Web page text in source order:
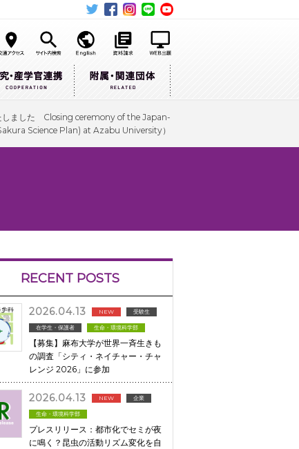
しました Closing ceremony of the Japan-
Science Plan) at Azabu University）
RECENT POSTS
2026.04.13 NEW 受験生
在学生・保護者 生命・環境科学部
【募集】麻布大学が世界一斉生きも
の調査「シティ・ネイチャー・チャ
レンジ 2026」に参加
2026.04.13 NEW 企業
生命・環境科学部
プレスリリース：都市化でセミが夜
に鳴く？昆虫の活動リズム変化を自